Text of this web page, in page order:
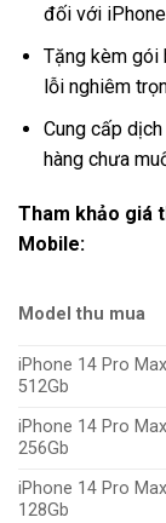
đối với iPhone
Tặng kèm gói
lỗi nghiêm
Cung cấp dịch
hàng chưa
Tham khảo giá
Mobile:
Model thu mua
iPhone 14 Pro Max
512Gb
iPhone 14 Pro Max
256Gb
iPhone 14 Pro Max
128Gb